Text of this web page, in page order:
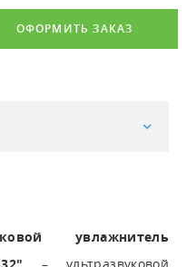
ОФОРМИТЬ ЗАКАЗ
увлажнитель
– ультразвуковой